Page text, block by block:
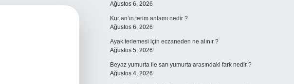
Ağustos 6, 2026
Kur’an’ın terim anlamı nedir ?
Ağustos 6, 2026
Ayak terlemesi için eczaneden ne alınır ?
Ağustos 5, 2026
Beyaz yumurta ile sarı yumurta arasındaki fark nedir ?
Ağustos 4, 2026